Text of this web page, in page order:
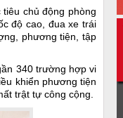
chủ động phòng
độ cao, đua xe trái
phương tiện, tập
340 trường hợp vi
khiển phương tiện
trật tự công cộng.